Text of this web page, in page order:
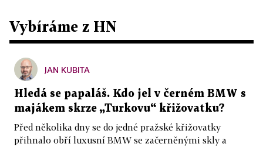
Vybíráme z HN
JAN KUBITA
Hledá se papaláš. Kdo jel v černém BMW s
majákem skrze „Turkovu“ křižovatku?
Před několika dny se do jedné pražské křižovatky
přihnalo obří luxusní BMW se začerněnými skly a